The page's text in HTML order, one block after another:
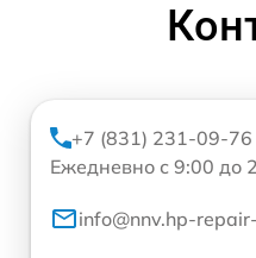
+7 (831) 231-09-76
Ежедневно с 9:00 до
info@nnv.hp-